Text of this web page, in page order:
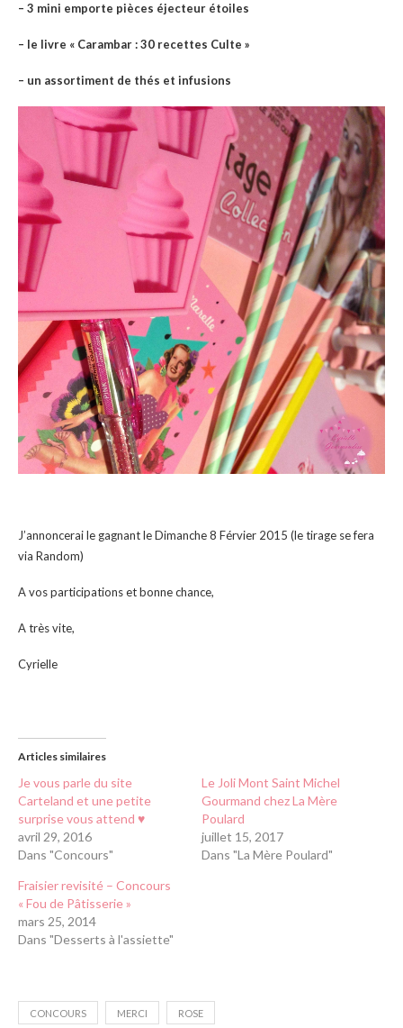
– 3 mini emporte pièces éjecteur étoiles
– le livre « Carambar : 30 recettes Culte »
– un assortiment de thés et infusions
J’annoncerai le gagnant le Dimanche 8 Férvier 2015 (le tirage se fera
via Random)
A vos participations et bonne chance,
A très vite,
Cyrielle
Articles similaires
Je vous parle du site
Carteland et une petite
surprise vous attend ♥
avril 29, 2016
Dans "Concours"
Le Joli Mont Saint Michel
Gourmand chez La Mère
Poulard
juillet 15, 2017
Dans "La Mère Poulard"
Fraisier revisité – Concours
« Fou de Pâtisserie »
mars 25, 2014
Dans "Desserts à l'assiette"
CONCOURS MERCI ROSE